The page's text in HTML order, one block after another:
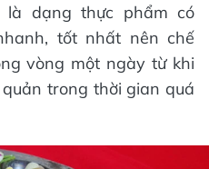
là dạng thực phẩm có
tốt nhất nên chế
vòng một ngày từ khi
trong thời gian quá